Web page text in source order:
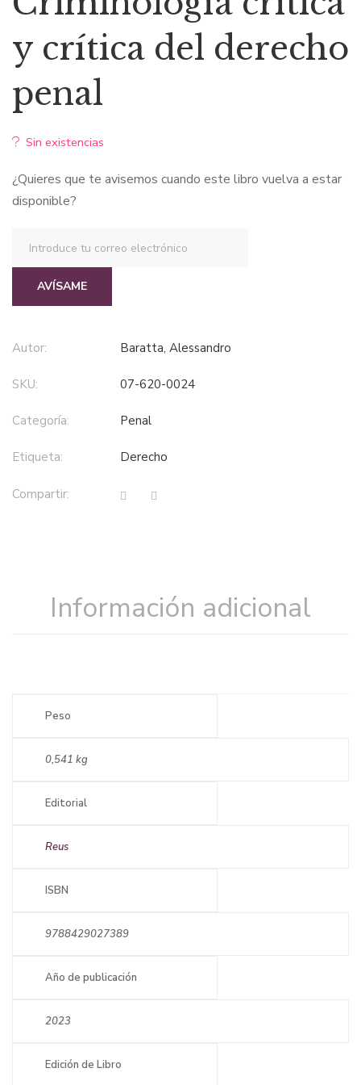
original
era:
$70,33.
actual
es:
y crítica del derecho
penal
Sin existencias
¿Quieres que te avisemos cuando este libro vuelva a estar
disponible?
AVÍSAME
Autor: Baratta, Alessandro
SKU: 07-620-0024
Categoría: penal
Etiqueta: derecho
Compartir:
Información adicional
Peso
0,541 kg
Editorial
Reus
ISBN
9788429027389
Año de publicación
2023
Edición de Libro